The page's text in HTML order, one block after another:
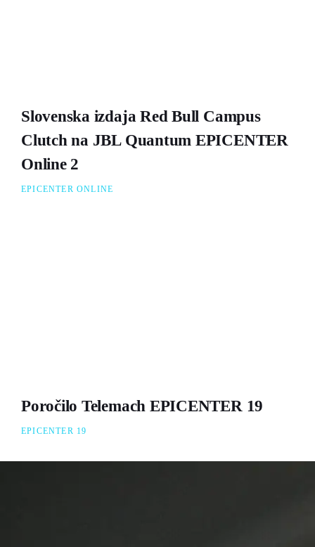
Slovenska izdaja Red Bull Campus
Clutch na JBL Quantum EPICENTER
Online 2
EPICENTER ONLINE
Poročilo Telemach EPICENTER 19
EPICENTER 19